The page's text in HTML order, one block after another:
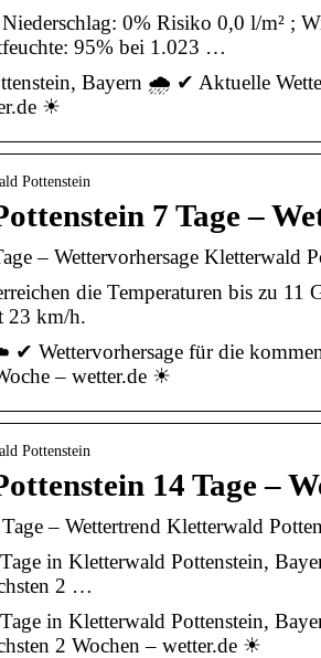
0% Risiko 0,0 l/m² ;
95% bei 1.023 …
Bayern 🌧️ ✔ Aktuelle
☀
Pottenstein
7 Tage –
– Wettervorhersage Kletterwald
die Temperaturen bis zu 11
23 km/h.
Wettervorhersage für die
– wetter.de ☀
Pottenstein
14 Tage –
– Wettertrend Kletterwald
in Kletterwald Pottenstein,
2 …
in Kletterwald Pottenstein,
2 Wochen – wetter.de ☀